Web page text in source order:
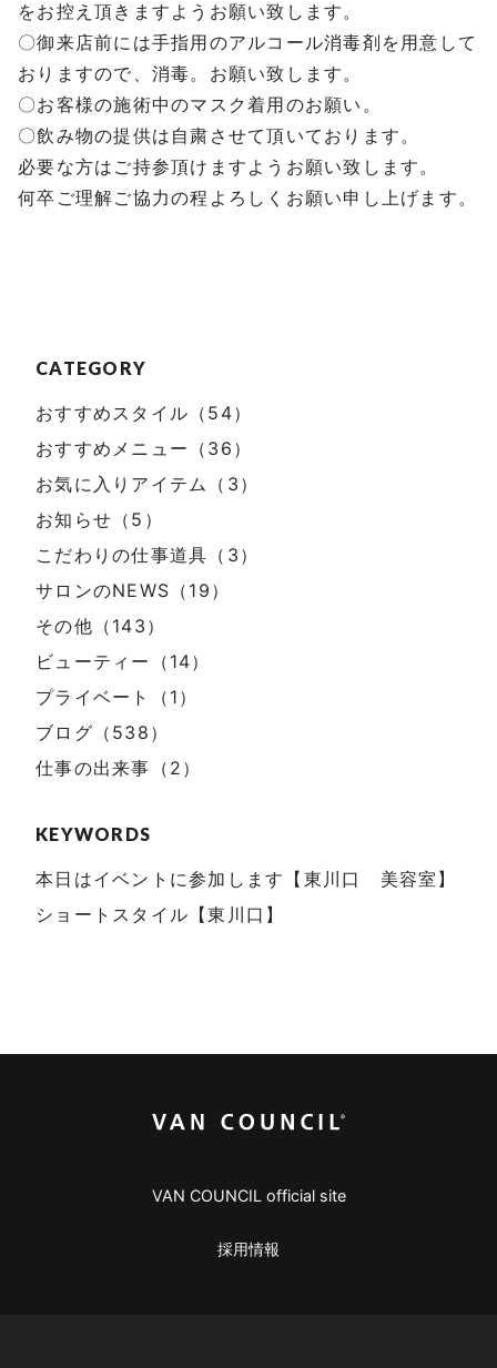
CATEGORY
おすすめスタイル（54）
おすすめメニュー（36）
お気に入りアイテム（3）
お知らせ（5）
こだわりの仕事道具（3）
サロンのNEWS（19）
その他（143）
ビューティー（14）
プライベート（1）
ブログ（538）
仕事の出来事（2）
KEYWORDS
本日はイベントに参加します【東川口 美容室】
ショートスタイル【東川口】
をお控え頂きますようお願い致します。
〇御来店前には手指用のアルコール消毒剤を用意して
おりますので、消毒。お願い致します。
〇お客様の施術中のマスク着用のお願い。
〇飲み物の提供は自粛させて頂いております。
必要な方はご持参頂けますようお願い致します。
何卒ご理解ご協力の程よろしくお願い申し上げます。
VAN COUNCIL official site
採用情報